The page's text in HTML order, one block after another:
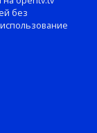
без